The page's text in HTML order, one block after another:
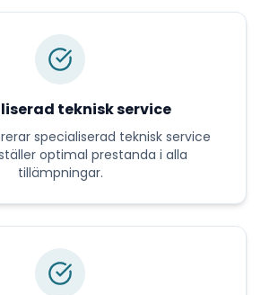
teknisk service
specialiserad teknisk service
optimal prestanda i alla
tillämpningar.